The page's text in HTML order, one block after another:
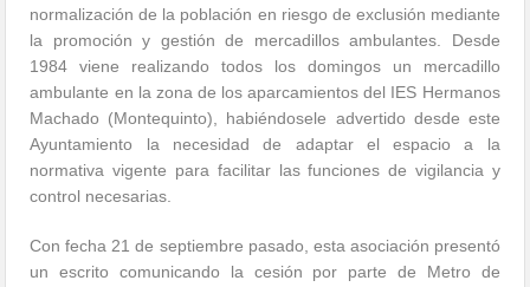
normalización de la población en riesgo de exclusión mediante
la promoción y gestión de mercadillos ambulantes. Desde
1984 viene realizando todos los domingos un mercadillo
ambulante en la zona de los aparcamientos del IES Hermanos
Machado (Montequinto), habiéndosele advertido desde este
Ayuntamiento la necesidad de adaptar el espacio a la
normativa vigente para facilitar las funciones de vigilancia y
control necesarias.
Con fecha 21 de septiembre pasado, esta asociación presentó
un escrito comunicando la cesión por parte de Metro de